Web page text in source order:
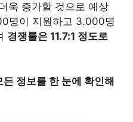
욱 증가할 것으로 예상
명이 지원하고 3.000명
경쟁률은 11.7:1 정도로
정보를 한 눈에 확인해